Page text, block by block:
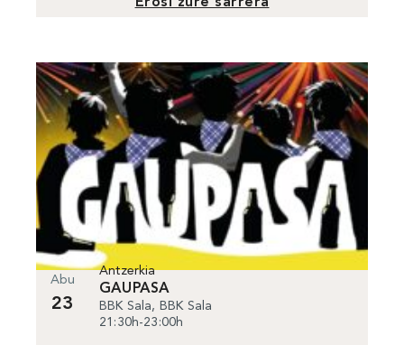
Erosi zure sarrera
Abu
23
Antzerkia
GAUPASA
BBK Sala, BBK Sala
21:30h-23:00h